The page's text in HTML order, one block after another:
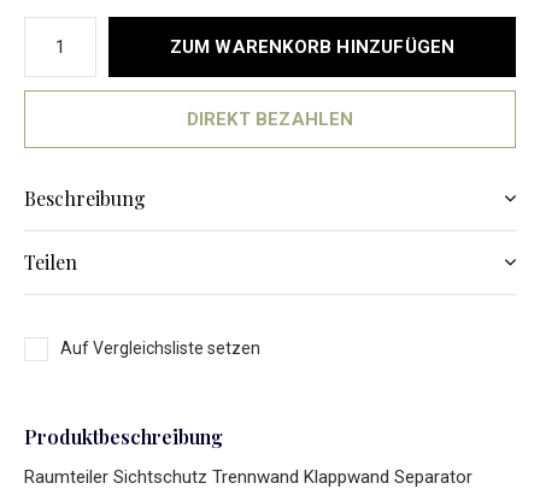
ZUM WARENKORB HINZUFÜGEN
DIREKT BEZAHLEN
Beschreibung
Teilen
Auf Vergleichsliste setzen
Produktbeschreibung
Raumteiler Sichtschutz Trennwand Klappwand Separator